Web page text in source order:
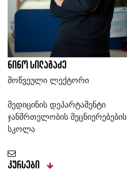
ნინო სილაგაძე
მოწვეული ლექტორი
მედიცინის დეპარტამენტი
ჯანმრთელობის მეცნიერებების
სკოლა
კურსები